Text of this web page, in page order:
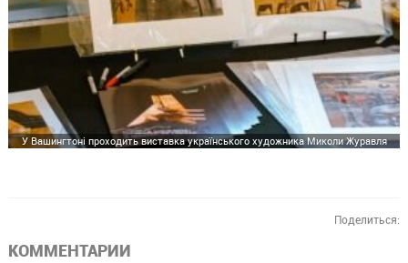
У Вашингтоні проходить виставка українського художника Миколи Журавля
Поделиться:
КОММЕНТАРИИ